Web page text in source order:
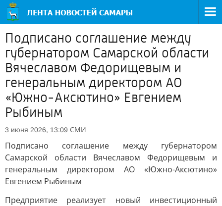
Подписано соглашение между
губернатором Самарской области
Вячеславом Федорищевым и
генеральным директором АО
«Южно-Аксютино» Евгением
Рыбиным
3 июня 2026, 13:09 СМИ
Подписано соглашение между губернатором
Самарской области Вячеславом Федорищевым и
генеральным директором АО «Южно-Аксютино»
Евгением Рыбиным
Предприятие реализует новый инвестиционный